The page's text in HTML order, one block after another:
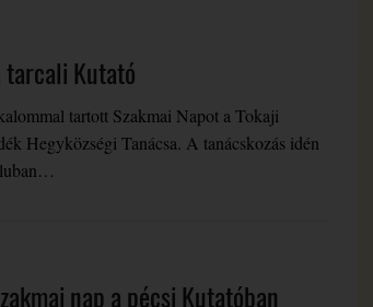
tarcali Kutató
tartott Szakmai Napot a Tokaji
Hegyközségi Tanácsa. A tanácskozás idén
nap a pécsi Kutatóban